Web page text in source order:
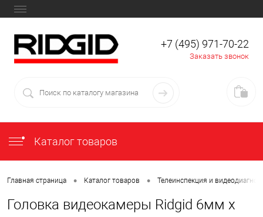
+7 (495) 971-70-22
Заказать звонок
Каталог товаров
Главная страница • Каталог товаров • Телеинспекция и
Головка видеокамеры Ridgid 6мм x